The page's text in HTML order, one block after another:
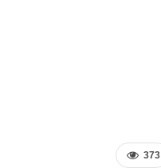
373